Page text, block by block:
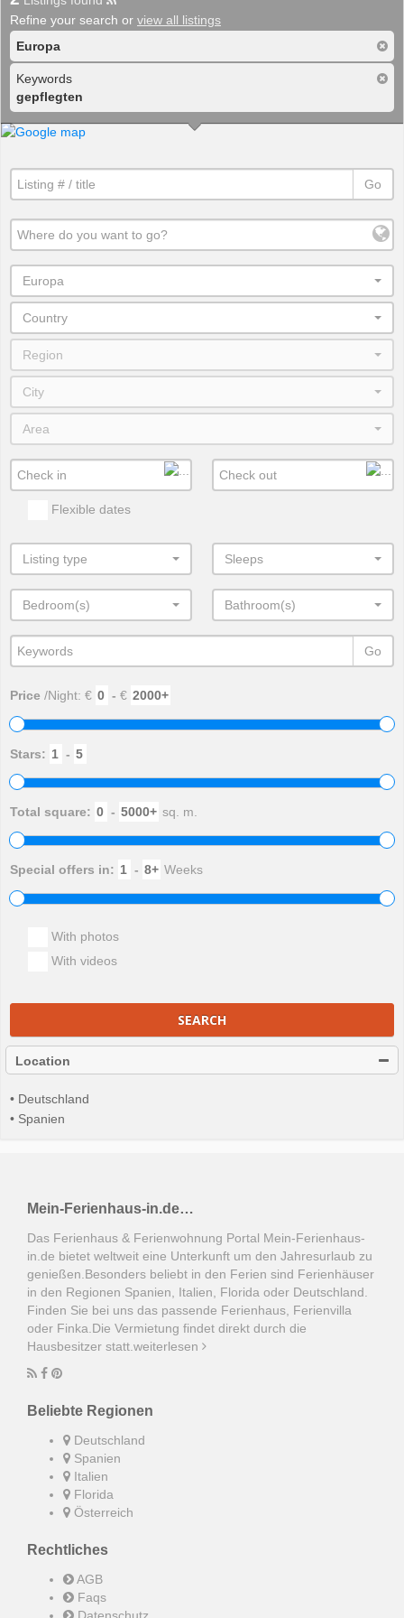
Refine your search or view all listings
Europa
Keywords
gepflegten
Go
Europa
Country
Region
City
Area
Flexible dates
Listing type Sleeps
Bedroom(s) Bathroom(s)
Go
Price /Night: € - €
Stars: -
Total square: - sq. m.
Special offers in: - Weeks
With photos
With videos
SEARCH
Location
• Deutschland
• Spanien
Mein-Ferienhaus-in.de…
Das Ferienhaus & Ferienwohnung Portal Mein-Ferienhaus-
in.de bietet weltweit eine Unterkunft um den Jahresurlaub zu
genießen.Besonders beliebt in den Ferien sind Ferienhäuser
in den Regionen Spanien, Italien, Florida oder Deutschland.
Finden Sie bei uns das passende Ferienhaus, Ferienvilla
oder Finka.Die Vermietung findet direkt durch die
Hausbesitzer statt. weiterlesen
Beliebte Regionen
Deutschland
Spanien
Italien
Florida
Österreich
Rechtliches
AGB
Faqs